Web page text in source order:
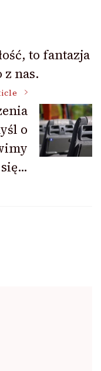
to fantazja
z nas.
o
się…